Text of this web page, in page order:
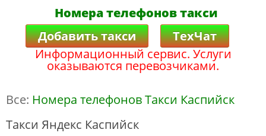
Номера телефонов такси
Добавить такси
ТехЧат
Информационный сервис. Услуги
оказываются перевозчиками.
Все: Номера телефонов Такси Каспийск
Такси Яндекс Каспийск